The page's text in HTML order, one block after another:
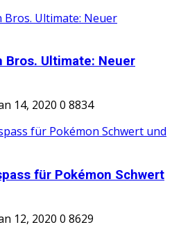
Bros. Ultimate: Neuer
14, 2020 0 8834
für Pokémon Schwert
12, 2020 0 8629